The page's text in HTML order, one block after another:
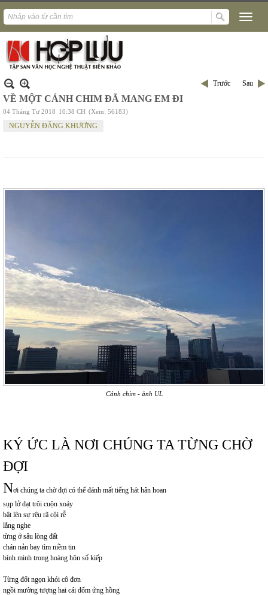
Trước Sau
VỀ MỘT CÁNH CHIM ĐÃ MANG EM ĐI
04 Tháng Tư 2018 10:38 CH (Xem: 56183)
NGUYỄN ĐĂNG KHƯƠNG
Cánh chim - ảnh UL
KÝ ỨC LÀ NƠI CHÚNG TA TỪNG CHỜ
ĐỢI
Nơi chúng ta chờ đợi có thể đánh mất tiếng hát hân hoan
sụp lở dạt trôi cuộn xoáy
bật lên sự rệu rã cội rễ
lắng nghe
từng ở sâu lòng đất
chán nản bay tìm niềm tin
bình minh trong hoàng hôn số kiếp
Từng đốt ngọn khói cô đơn
ngồi mường tượng hai cái đốm ửng hồng